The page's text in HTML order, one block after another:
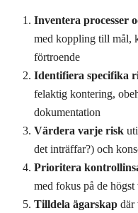
Inventera processer
med koppling till mål,
förtroende
Identifiera specifika
felaktig kontering,
dokumentation
Värdera varje risk
det inträffar?) och
Prioritera
med fokus på de högst
Tilldela ägarskap där